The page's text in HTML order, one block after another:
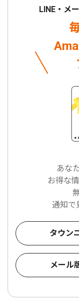
LINE・メ
あな
お得な
通知で
タウン
メール